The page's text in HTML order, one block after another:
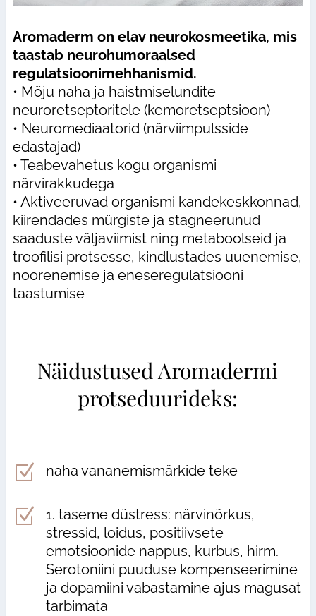
Aromaderm on elav neurokosmeetika, mis
taastab neurohumoraalsed
regulatsioonimehhanismid.
• Mõju naha ja haistmiselundite
neuroretseptoritele (kemoretseptsioon)
• Neuromediaatorid (närviimpulsside
edastajad)
• Teabevahetus kogu organismi
närvirakkudega
• Aktiveeruvad organismi kandekeskkonnad,
kiirendades mürgiste ja stagneerunud
saaduste väljaviimist ning metaboolseid ja
troofilisi protsesse, kindlustades uuenemise,
noorenemise ja eneseregulatsiooni
taastumise
Näidustused Аromadermi
protseduurideks:
Z naha vananemismärkide teke
Z
1. taseme düstress: närvinõrkus,
stressid, loidus, positiivsete
emotsioonide nappus, kurbus, hirm.
Serotoniini puuduse kompenseerimine
ja dopamiini vabastamine ajus magusat
tarbimata